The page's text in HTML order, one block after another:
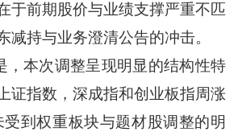
于前期股价与业绩支撑严重不匹
减持与业务澄清公告的冲击。
本次调整呈现明显的结构性特
证指数，深成指和创业板指周涨
到权重板块与题材股调整的明